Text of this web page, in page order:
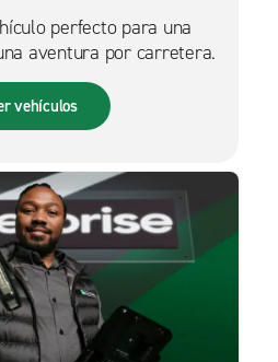
perfecto para una
aventura por carretera.
vehículos